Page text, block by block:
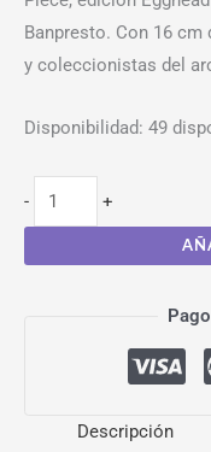
Banpresto. Con 16 cm
y coleccionistas del
Disponibilidad: 49
- +
Descripción